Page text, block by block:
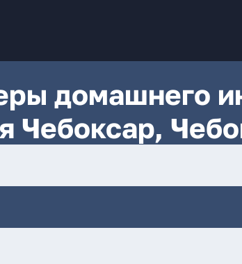
домашнего
Чебоксар,